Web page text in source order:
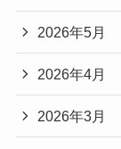
2026年5月
2026年4月
2026年3月